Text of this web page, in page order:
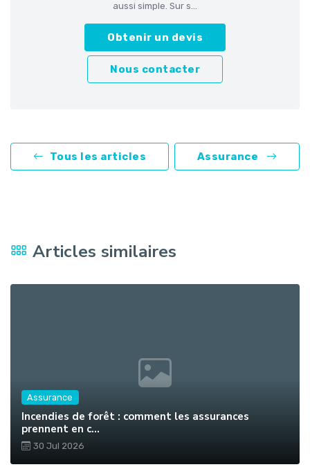
aussi simple. Sur s...
Obtenir un devis
Nous contacter
Tous les articles Assurance
Articles similaires
Assurance
Incendies de forêt : comment les assurances
prennent en c...
30 Jul 2026